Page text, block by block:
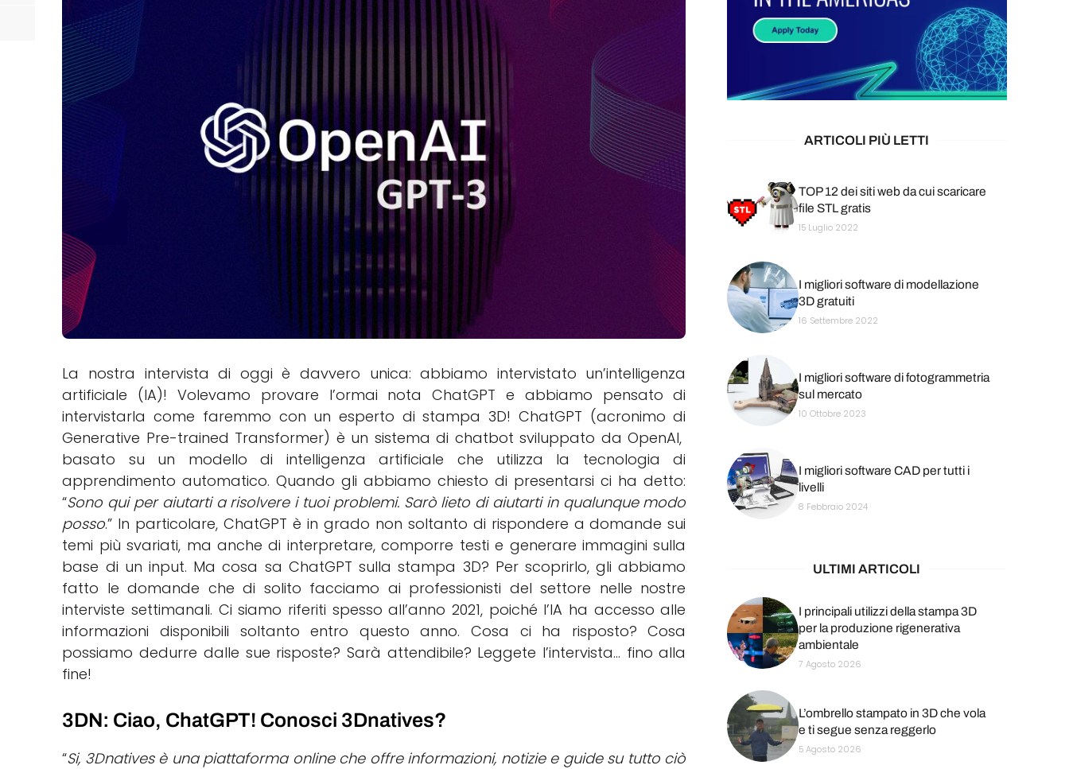
La nostra intervista di oggi è davvero unica: abbiamo intervistato un’intelligenza
artificiale (IA)! Volevamo provare l’ormai nota ChatGPT e abbiamo pensato di
intervistarla come faremmo con un esperto di stampa 3D! ChatGPT (acronimo di
Generative Pre-trained Transformer) è un sistema di chatbot sviluppato da OpenAI,
basato su un modello di intelligenza artificiale che utilizza la tecnologia di
apprendimento automatico. Quando gli abbiamo chiesto di presentarsi ci ha detto:
“Sono qui per aiutarti a risolvere i tuoi problemi. Sarò lieto di aiutarti in qualunque modo
posso.” In particolare, ChatGPT è in grado non soltanto di rispondere a domande sui
temi più svariati, ma anche di interpretare, comporre testi e generare immagini sulla
base di un input. Ma cosa sa ChatGPT sulla stampa 3D? Per scoprirlo, gli abbiamo
fatto le domande che di solito facciamo ai professionisti del settore nelle nostre
interviste settimanali. Ci siamo riferiti spesso all’anno 2021, poiché l’IA ha accesso alle
informazioni disponibili soltanto entro questo anno. Cosa ci ha risposto? Cosa
possiamo dedurre dalle sue risposte? Sarà attendibile? Leggete l’intervista… fino alla
fine!
3DN: Ciao, ChatGPT! Conosci 3Dnatives?
“Si, 3Dnatives è una piattaforma online che offre informazioni, notizie e guide su tutto ciò
ARTICOLI PIÙ LETTI
TOP 12 dei siti web da cui scaricare
file STL gratis
15 Luglio 2022
I migliori software di modellazione
3D gratuiti
16 Settembre 2022
I migliori software di fotogrammetria
sul mercato
10 Ottobre 2023
I migliori software CAD per tutti i
livelli
8 Febbraio 2024
ULTIMI ARTICOLI
I principali utilizzi della stampa 3D
per la produzione rigenerativa
ambientale
7 Agosto 2026
L’ombrello stampato in 3D che vola
e ti segue senza reggerlo
5 Agosto 2026